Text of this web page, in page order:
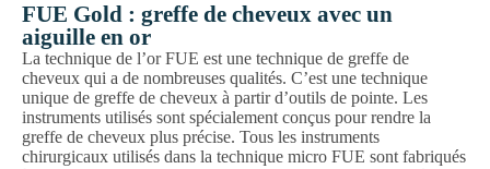
FUE Gold : greffe de cheveux avec un
aiguille en or
La technique de l’or FUE est une technique de greffe de
cheveux qui a de nombreuses qualités. C’est une technique
unique de greffe de cheveux à partir d’outils de pointe. Les
instruments utilisés sont spécialement conçus pour rendre la
greffe de cheveux plus précise. Tous les instruments
chirurgicaux utilisés dans la technique micro FUE sont fabriqués